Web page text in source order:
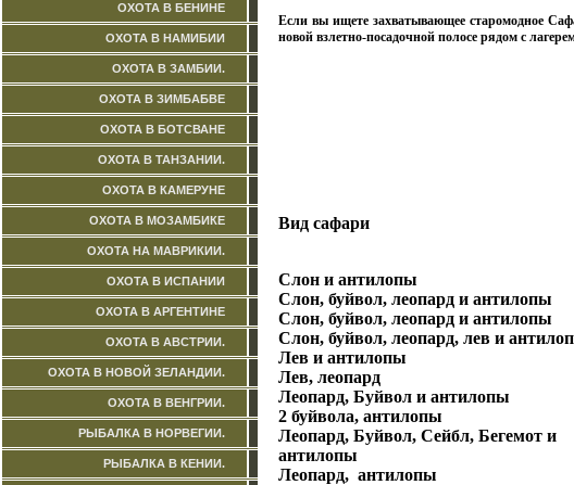
ОХОТА В БЕНИНЕ
ОХОТА В НАМИБИИ
ОХОТА В ЗАМБИИ.
ОХОТА В ЗИМБАБВЕ
ОХОТА В БОТСВАНЕ
ОХОТА В ТАНЗАНИИ.
ОХОТА В КАМЕРУНЕ
ОХОТА В МОЗАМБИКЕ
ОХОТА НА МАВРИКИИ.
ОХОТА В ИСПАНИИ
ОХОТА В АРГЕНТИНЕ
ОХОТА В АВСТРИИ.
ОХОТА В НОВОЙ ЗЕЛАНДИИ.
ОХОТА В ВЕНГРИИ.
РЫБАЛКА В НОРВЕГИИ.
РЫБАЛКА В КЕНИИ.
Если вы ищете захватывающее старомодное
новой взлетно-посадочной полосе рядом с
Вид сафари
Слон и антилопы
Слон, буйвол, леопард и антилопы
Слон, буйвол, леопард и антилопы
Слон, буйвол, леопард, лев и
Лев и антилопы
Лев, леопард
Леопард, Буйвол и антилопы
2 буйвола, антилопы
Леопард, Буйвол, Сейбл, Бегемот и
антилопы
Леопард, антилопы